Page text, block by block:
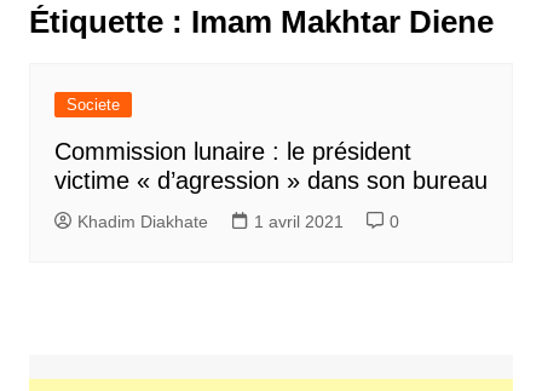
Étiquette : Imam Makhtar Diene
Societe
Commission lunaire : le président
victime « d’agression » dans son bureau
Khadim Diakhate 1 avril 2021 0